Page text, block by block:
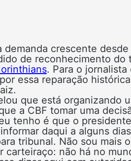
demanda crescente
de reconhecimento
. Para o jornalista
essa reparação
que está organizando
a CBF tomar uma
tenho é que o
daqui a alguns
tribunal. Não sou mais
carteiraço: não há no